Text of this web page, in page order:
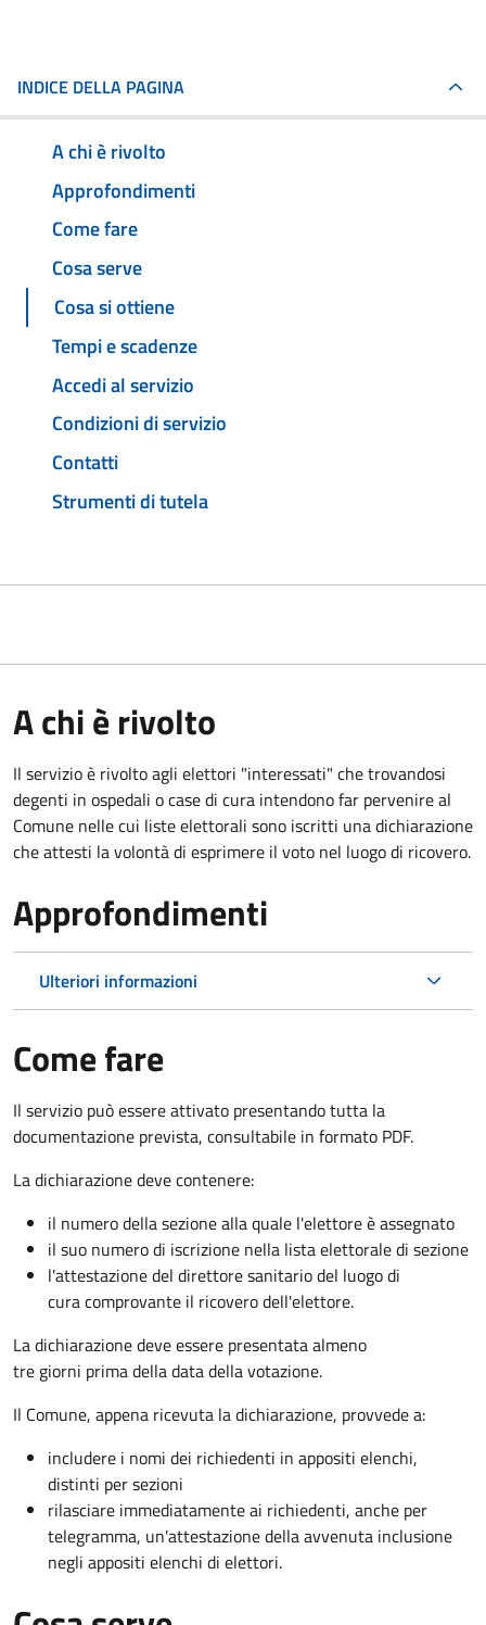
INDICE DELLA PAGINA
A chi è rivolto
Approfondimenti
Come fare
Cosa serve
Cosa si ottiene
Tempi e scadenze
Accedi al servizio
Condizioni di servizio
Contatti
Strumenti di tutela
A chi è rivolto
Il servizio è rivolto agli elettori "interessati" che trovandosi
degenti in ospedali o case di cura intendono far pervenire al
Comune nelle cui liste elettorali sono iscritti una dichiarazione
che attesti la volontà di esprimere il voto nel luogo di ricovero.
Approfondimenti
Ulteriori informazioni
Come fare
Il servizio può essere attivato presentando tutta la
documentazione prevista, consultabile in formato PDF.
La dichiarazione deve contenere:
il numero della sezione alla quale l'elettore è assegnato
il suo numero di iscrizione nella lista elettorale di sezione
l'attestazione del direttore sanitario del luogo di
cura comprovante il ricovero dell'elettore.
La dichiarazione deve essere presentata almeno
tre giorni prima della data della votazione.
Il Comune, appena ricevuta la dichiarazione, provvede a:
includere i nomi dei richiedenti in appositi elenchi,
distinti per sezioni
rilasciare immediatamente ai richiedenti, anche per
telegramma, un'attestazione della avvenuta inclusione
negli appositi elenchi di elettori.